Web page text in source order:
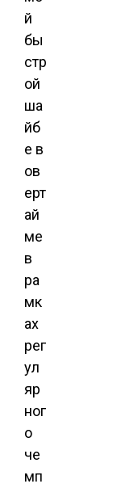
й
бы
стр
ой
ша
йб
е в
ов
ерт
ай
ме
в
ра
мк
ах
рег
ул
яр
ног
о
че
мп